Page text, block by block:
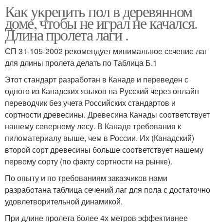
Как укрепить пол в деревянном
доме, чтобы не играл не качался.
Длина пролета лаги .
СП 31-105-2002 рекомендует минимальное сечение лаг
для длины пролета делать по Таблица Б.1
Этот стандарт разработан в Канаде и переведен с
одного из Канадских языков на Русский через онлайн
переводчик без учета Российских стандартов и
сортности древесины. Древесина Канады соответствует
нашему северному лесу. В Канаде требования к
пиломатериалу выше, чем в России. Их (Канадский)
второй сорт древесины больше соответствует нашему
первому сорту (по факту сортности на рынке).
По опыту и по требованиям заказчиков нами
разработана таблица сечений лаг для пола с достаточно
удовлетворительной динамикой.
При длине пролета более 4х метров эффективнее